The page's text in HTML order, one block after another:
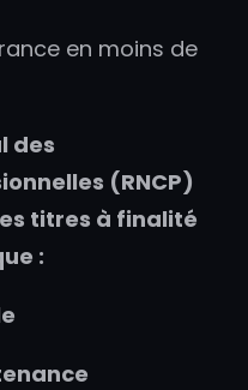
en moins de
des
(RNCP)
titres à finalité
: